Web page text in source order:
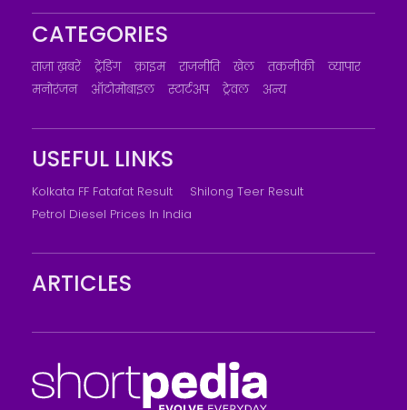
CATEGORIES
ताज़ा ख़बरें ट्रेंडिंग क्राइम राजनीति खेल तकनीकी
व्यापार
मनोरंजन
ऑटोमोबाइल स्टार्टअप ट्रेवल अन्य
USEFUL LINKS
Kolkata FF Fatafat Result
Shilong Teer Result
Petrol Diesel Prices In India
ARTICLES